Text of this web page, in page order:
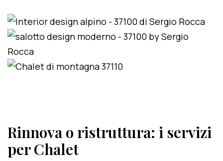
Rinnova o ristruttura: i servizi
per Chalet